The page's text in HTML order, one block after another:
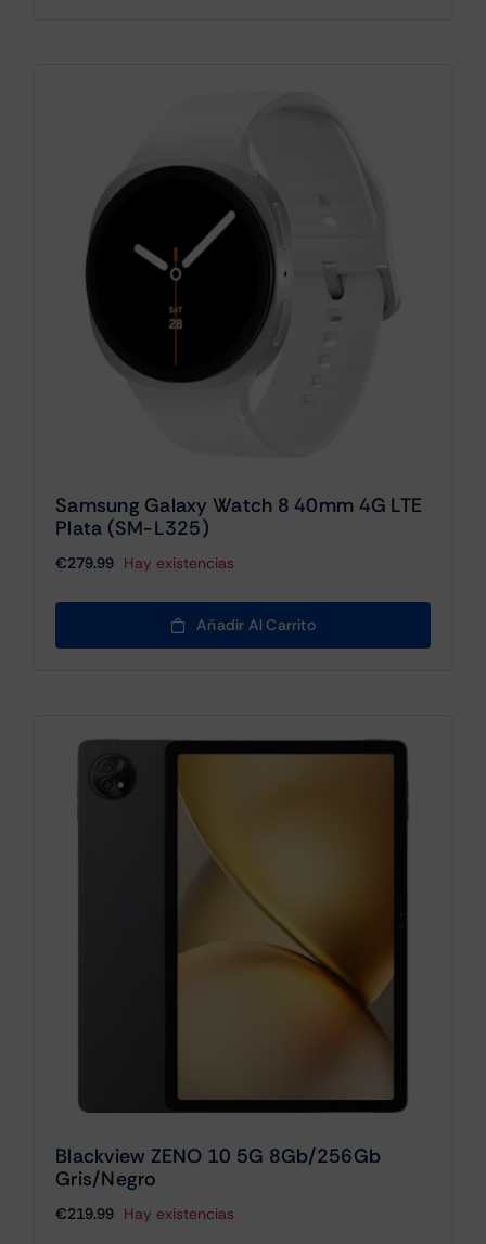
Samsung Galaxy Watch 8 40mm 4G LTE
Plata (SM-L325)
€279.99 Hay existencias
Añadir Al Carrito
Blackview ZENO 10 5G 8Gb/256Gb
Gris/Negro
€219.99 Hay existencias